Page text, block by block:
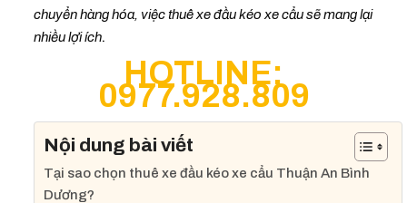
chuyển hàng hóa, việc thuê xe đầu kéo xe cẩu sẽ mang lại
nhiều lợi ích.
HOTLINE:
0977.928.809
Nội dung bài viết
Tại sao chọn thuê xe đầu kéo xe cẩu Thuận An Bình
Dương?